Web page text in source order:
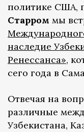
политике США,
Старром мы
наследие
Ренессанса»,
сего года в
Отвечая на
различные
Узбекистана,